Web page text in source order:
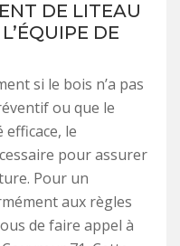
DE LITEAU
DE
si le bois n’a pas
ou que le
le
pour assurer
Pour un
aux règles
de faire appel à